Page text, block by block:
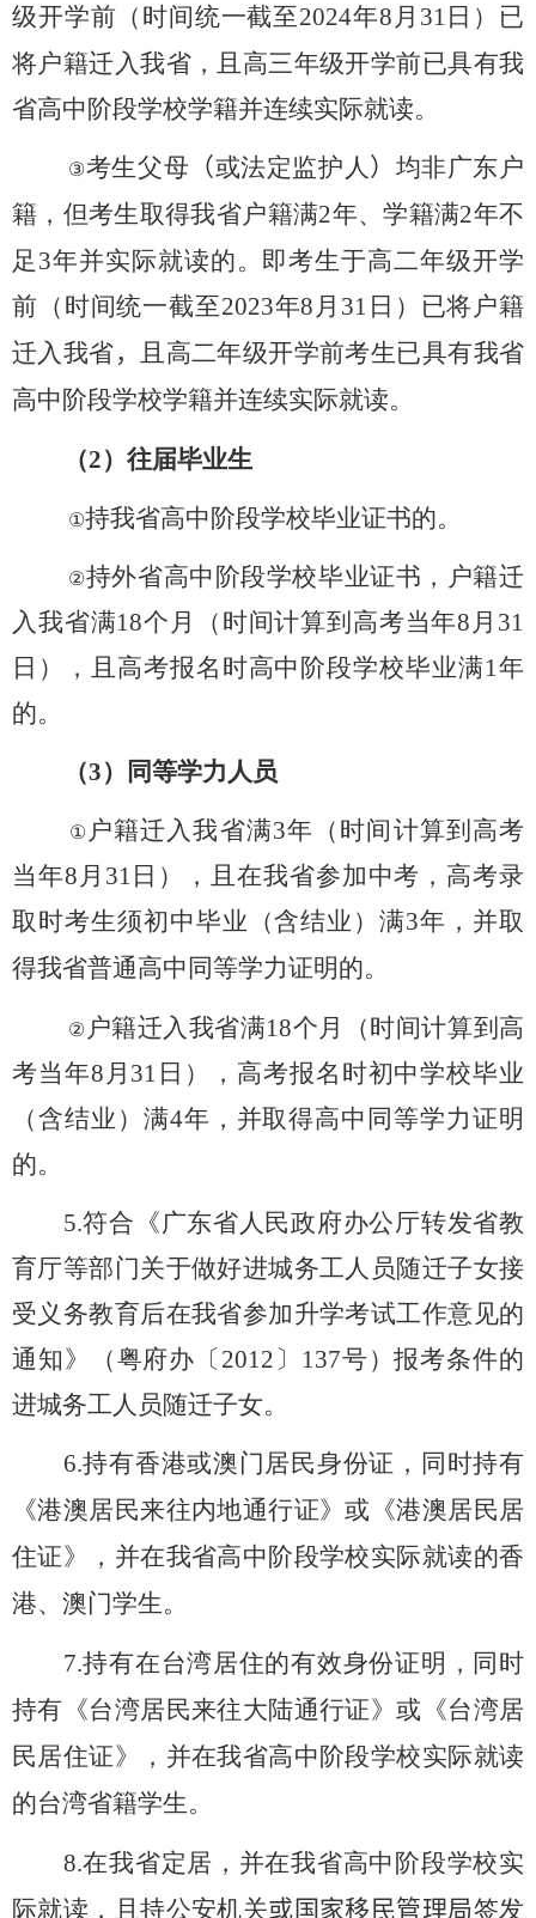
级开学前（时间统一截至2024年8 月 31 日）已
将户籍迁入我省，且高三年级开学前已具有我
省高中阶段学校学籍并连续实际就读。
③考生父母 （或法定监护人 ） 均非广东户
籍，但考生取得我省户籍满2年、学籍满2年不
足 3年并实际就读的。即考生于高二年级开学
前（时间统一截至2023年8 月 31 日）已将户籍
迁入我省，
且高二年级开学前考生已具有我省
高中阶段学校学籍并连续实际就读。
（2）往届毕业生
①持我省高中阶段学校毕业证书的。
②持外省高中阶段学校毕业证书，户籍迁
入我省满18个月（时间计算到高考当年8 月 31
日），且高考报名时高中阶段学校毕业满1 年
的。
（3）同等学力人员
① 户籍迁入我省满3年（时间计算到高考
当年8 月 31 日），且在我省参加中考，高考录
取时考生须初中毕业（含结业）满3年，并取
得我省普通高中同等学力证明的。
② 户籍迁入我省满18个月（时间计算到高
考当年8 月 31 日），高考报名时初中学校毕业
（含结业）满4年，并取得高中同等学力证明
的。
5.符合《广东省人民政府办公厅转发省教
育厅等部门关于做好进城务工人员随迁子女接
受义务教育后在我省参加升学考试工作意见的
通知》（粤府办〔 2012 〕 137号）报考条件的
进城务工人员随迁子女。
6.持有香港或澳门居民身份证，同时持有
《港澳居民来往内地通行证》或《港澳居民居
住证》，并在我省高中阶段学校实际就读的香
港、澳门学生。
7.持有在台湾居住的有效身份证明，同时
持有《台湾居民来往大陆通行证》或《台湾居
民居住证》，并在我省高中阶段学校实际就读
的台湾省籍学生。
8.在我省定居，并在我省高中阶段学校实
际就读，且持公安机关或国家移民管理局签发